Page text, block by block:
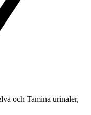
och Tamina urinaler,